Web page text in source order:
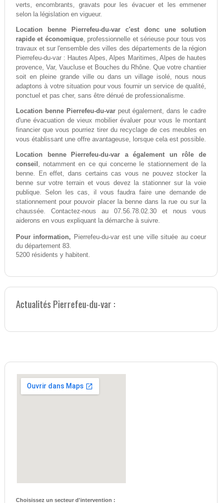
verts, encombrants, gravats pour les évacuer et les emmener
selon la législation en vigueur.
Location benne Pierrefeu-du-var c'est donc une solution
rapide et économique, professionnelle et sérieuse pour tous vos
travaux et sur l'ensemble des villes des départements de la région
Pierrefeu-du-var : Hautes Alpes, Alpes Maritimes, Alpes de hautes
provence, Var, Vaucluse et Bouches du Rhône. Que votre chantier
soit en pleine grande ville ou dans un village isolé, nous nous
adaptons à votre situation pour vous fournir un service de qualité,
ponctuel et pas cher, sans être dénué de professionalisme.
Location benne Pierrefeu-du-varpeut également, dans le cadre
d'une évacuation de vieux mobilier évaluer pour vous le montant
financier que vous pourriez tirer du recyclage de ces meubles en
vous établissant une offre avantageuse, lorsque cela est possible.
Location benne Pierrefeu-du-var a également un rôle de
conseil , notamment en ce qui concerne le stationnement de la
benne. En effet, dans certains cas vous ne pouvez stocker la
benne sur votre terrain et vous devez la stationner sur la voie
publique. Selon les cas, il vous faudra faire une demande de
stationnement pour pouvoir placer la benne dans la rue ou sur la
chaussée. Contactez-nous au 07.56.78.02.30 et nous vous
aiderons en vous expliquant la démarche à suivre.
Pour information, Pierrefeu-du-var est une ville située au coeur
du département 83.
5200 résidents y habitent.
Actualités Pierrefeu-du-var :
Choisissez un secteur d'intervention :